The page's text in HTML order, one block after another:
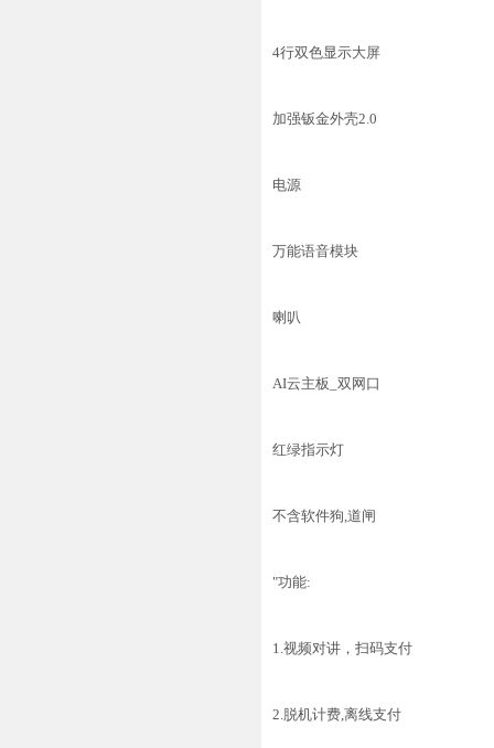
4行双色显示大屏
加强钣金外壳2.0
电源
万能语音模块
喇叭
AI云主板_双网口
红绿指示灯
不含软件狗,道闸
"功能:
1.视频对讲，扫码支付
2.脱机计费,离线支付